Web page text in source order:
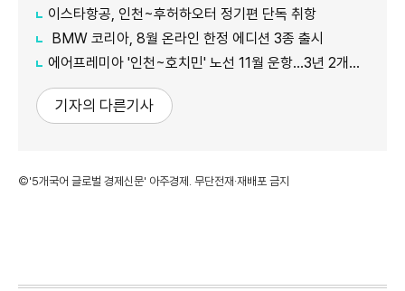
이스타항공, 인천~후허하오터 정기편 단독 취항
BMW 코리아, 8월 온라인 한정 에디션 3종 출시
에어프레미아 '인천~호치민' 노선 11월 운항…3년 2개월 만 재개
기자의 다른기사
©'5개국어 글로벌 경제신문' 아주경제. 무단전재·재배포 금지